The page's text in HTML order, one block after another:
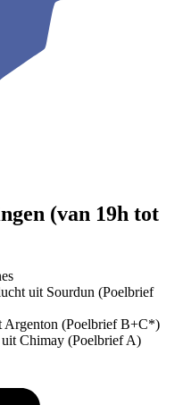
(van 19h tot
uit Sourdun (Poelbrief
Argenton (Poelbrief B+C*)
Chimay (Poelbrief A)